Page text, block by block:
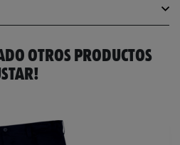
60% algodón, 40%
Azul marinoNaranja
guia-tallas
OTROS PRODUCTOS